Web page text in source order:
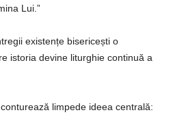
Lui.”
existențe bisericești o
istoria devine liturghie continuă a
limpede ideea centrală: